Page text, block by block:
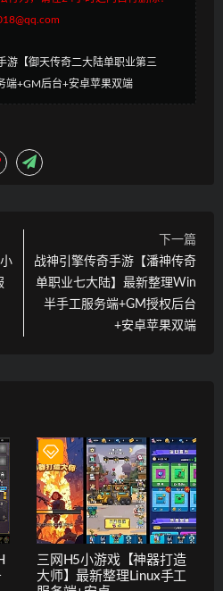
游【御天传奇二大陆单职业第三
端+GM后台+安卓苹果双端
下一篇
战神引擎传奇手游【潘神传奇
单职业七大陆】最新整理Win
半手工服务端+GM授权后台
+安卓苹果双端
三网H5小游戏【神器打造
大师】最新整理Linux手工